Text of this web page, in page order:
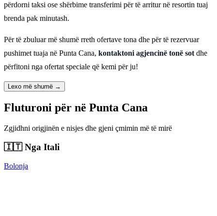
përdorni taksi ose shërbime transferimi për të arritur në resortin tuaj
brenda pak minutash.
Për të zbuluar më shumë rreth ofertave tona dhe për të rezervuar
pushimet tuaja në Punta Cana, kontaktoni agjencinë tonë sotdhe
përfitoni nga ofertat speciale që kemi për ju!
Lexo më shumë →
Fluturoni për në Punta Cana
Zgjidhni origjinën e nisjes dhe gjeni çmimin më të mirë
🇮🇹Nga Itali
Bolonja